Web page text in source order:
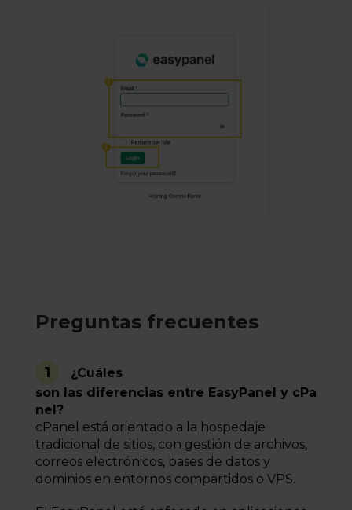
Preguntas frecuentes
1
¿Cuáles
son las diferencias entre EasyPanel y cPa
nel?
cPanel está orientado a la hospedaje
tradicional de sitios, con gestión de archivos,
correos electrónicos, bases de datos y
dominios en entornos compartidos o VPS.